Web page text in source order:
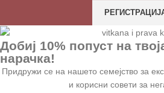
Добиј 10% попуст на
нарачка!
Придружи се на нашето семејство за
и корисни совети за